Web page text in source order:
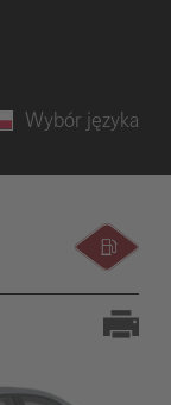
Wybór języka